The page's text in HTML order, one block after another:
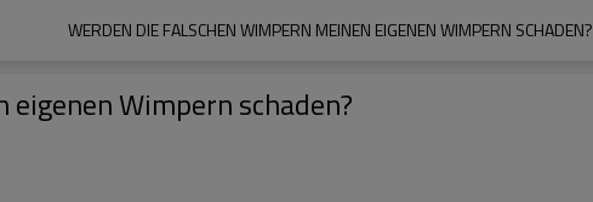
WERDEN DIE FALSCHEN WIMPERN MEINEN EIGENEN WIMPERN SCHADEN?
Wimpern schaden?